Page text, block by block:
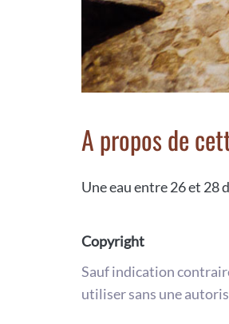
A propos de
Une eau entre 26 et 28
Copyright
Sauf indication
utiliser sans une